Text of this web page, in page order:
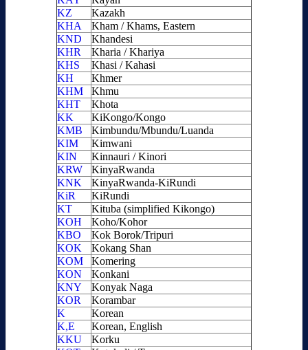
KZ
Kazakh
KHA
Kham / Khams, Eastern
KND
Khandesi
KHR
Kharia / Khariya
KHS
Khasi / Kahasi
KH
Khmer
KHM
Khmu
KHT
Khota
KK
KiKongo/Kongo
KMB
Kimbundu/Mbundu/Luanda
KIM
Kimwani
KIN
Kinnauri / Kinori
KRW
KinyaRwanda
KNK
KinyaRwanda-KiRundi
KiR
KiRundi
KT
Kituba (simplified Kikongo)
KOH
Koho/Kohor
KBO
Kok Borok/Tripuri
KOK
Kokang Shan
KOM
Komering
KON
Konkani
KNY
Konyak Naga
KOR
Korambar
K
Korean
K,E
Korean, English
KKU
Korku